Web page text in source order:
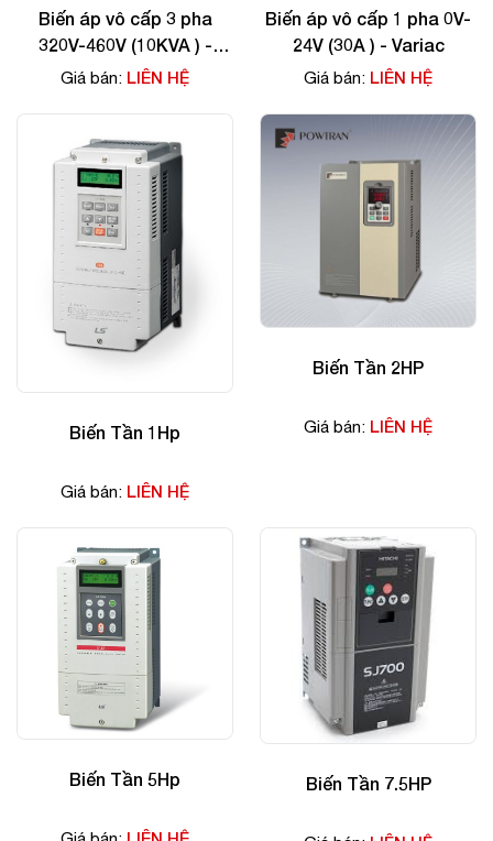
Biến áp vô cấp 3 pha
320V-460V (10KVA ) -
Variac
Giá bán: LIÊN HỆ
Biến áp vô cấp 1 pha 0V-
24V (30A ) - Variac
Giá bán: LIÊN HỆ
Biến Tần 1Hp
Giá bán: LIÊN HỆ
Biến Tần 2HP
Giá bán: LIÊN HỆ
Biến Tần 5Hp Biến Tần 7.5HP